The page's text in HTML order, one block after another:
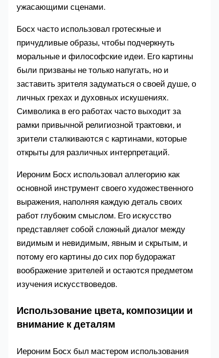
ужасающими сценами.
Босх часто использовал гротескные и
причудливые образы, чтобы подчеркнуть
моральные и философские идеи. Его картины
были призваны не только напугать, но и
заставить зрителя задуматься о своей душе, о
личных грехах и духовных искушениях.
Символика в его работах часто выходит за
рамки привычной религиозной трактовки, и
зрители сталкиваются с картинами, которые
открыты для различных интерпретаций.
Иероним Босх использовал аллегорию как
основной инструмент своего художественного
выражения, наполняя каждую деталь своих
работ глубоким смыслом. Его искусство
представляет собой сложный диалог между
видимым и невидимым, явным и скрытым, и
потому его картины до сих пор будоражат
воображение зрителей и остаются предметом
изучения искусствоведов.
Использование цвета, композиции и
внимание к деталям
Иероним Босх был мастером использования